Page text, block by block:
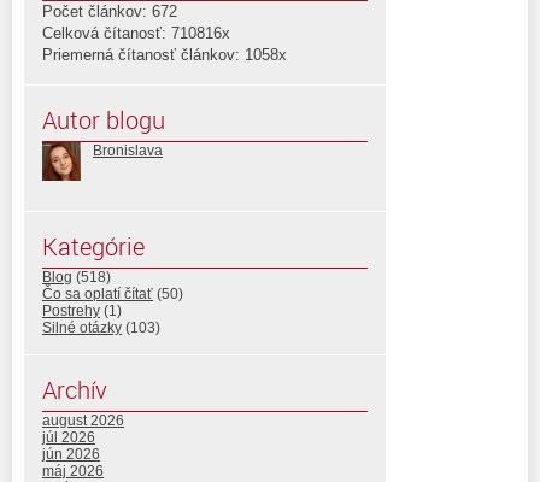
Počet článkov: 672
Celková čítanosť: 710816x
Priemerná čítanosť článkov: 1058x
Autor blogu
Bronislava
Kategórie
Blog (518)
Čo sa oplatí čítať (50)
Postrehy (1)
Silné otázky (103)
Archív
august 2026
júl 2026
jún 2026
máj 2026